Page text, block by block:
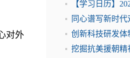
对外
【学习日历】
同心谱写新时
创新科技研发体
挖掘抗美援朝精